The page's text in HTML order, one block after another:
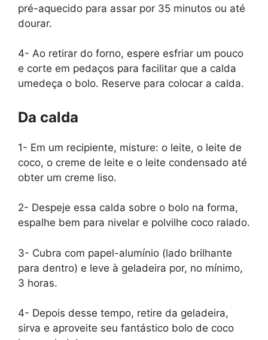
pré-aquecido para assar por 35 minutos ou até
dourar.
4- Ao retirar do forno, espere esfriar um pouco
e corte em pedaços para facilitar que a calda
umedeça o bolo. Reserve para colocar a calda.
Da calda
1- Em um recipiente, misture: o leite, o leite de
coco, o creme de leite e o leite condensado até
obter um creme liso.
2- Despeje essa calda sobre o bolo na forma,
espalhe bem para nivelar e polvilhe coco ralado.
3- Cubra com papel-alumínio (lado brilhante
para dentro) e leve à geladeira por, no mínimo,
3 horas.
4- Depois desse tempo, retire da geladeira,
sirva e aproveite seu fantástico bolo de coco